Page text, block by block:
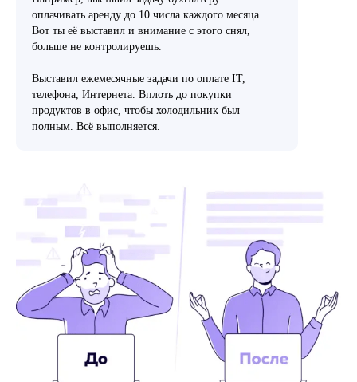
оплачивать аренду до 10 числа каждого месяца.
Вот ты её выставил и внимание с этого снял,
больше не контролируешь.
Выставил ежемесячные задачи по оплате IT,
телефона, Интернета. Вплоть до покупки
продуктов в офис, чтобы холодильник был
полным. Всё выполняется.